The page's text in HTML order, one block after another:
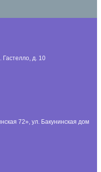
Гастелло, д. 10
72», ул. Бакунинская дом